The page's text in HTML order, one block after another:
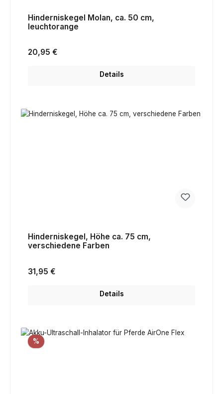
Hinderniskegel Molan, ca. 50 cm,
leuchtorange
Regulärer Preis:
20,95 €
Details
Hinderniskegel, Höhe ca. 75 cm,
verschiedene Farben
Regulärer Preis:
31,95 €
Details
%Rabatt